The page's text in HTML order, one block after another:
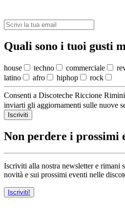
Quali sono i tuoi gusti
house techno commerciale
latino
afro hiphop rock
Consenti a Discoteche Riccione
inviarti gli aggiornamenti sulle nuove
Iscriviti
Non perdere i prossimi
Iscriviti alla nostra newsletter e rimani
novità e sui prossimi eventi nelle
Iscriviti!